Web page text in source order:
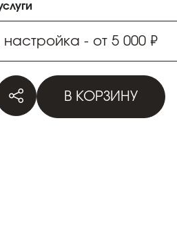
- от 5 000 ₽
- от 5 000 ₽
- от 5 000 ₽
В КОРЗИНУ